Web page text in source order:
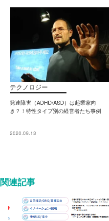
テクノロジー
発達障害（ADHD/ASD）は起業家向
き？！特性タイプ別の経営者たち事例
2020.09.13
関連記事